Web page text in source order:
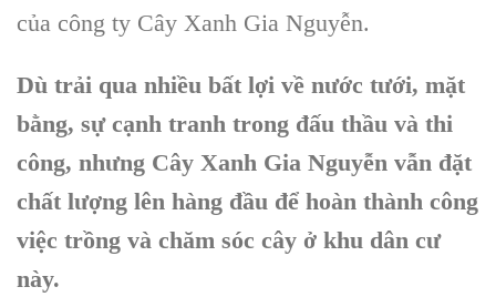
của công ty Cây Xanh Gia Nguyễn.
Dù trải qua nhiều bất lợi về nước tưới, mặt
bằng, sự cạnh tranh trong đấu thầu và thi
công, nhưng Cây Xanh Gia Nguyễn vẫn đặt
chất lượng lên hàng đầu để hoàn thành công
việc trồng và chăm sóc cây ở khu dân cư
này.